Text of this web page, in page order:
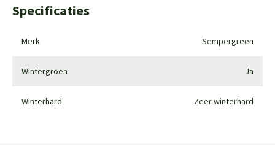
Specificaties
Merk Sempergreen
Wintergroen Ja
Winterhard Zeer winterhard